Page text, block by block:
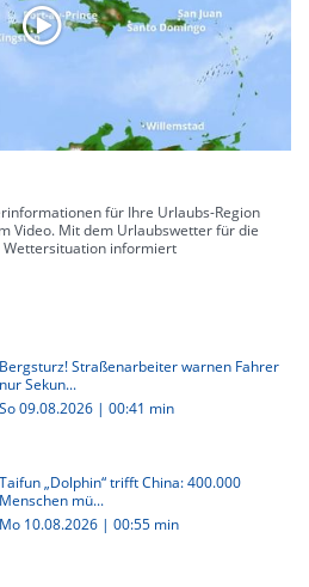
für Ihre Urlaubs-Region
Video. Mit dem Urlaubswetter für die
Wettersituation informiert
Bergsturz! Straßenarbeiter warnen Fahrer
nur Sekun...
So 09.08.2026 |00:41 min
Taifun „Dolphin“ trifft China: 400.000
Menschen mü...
Mo 10.08.2026 |00:55 min